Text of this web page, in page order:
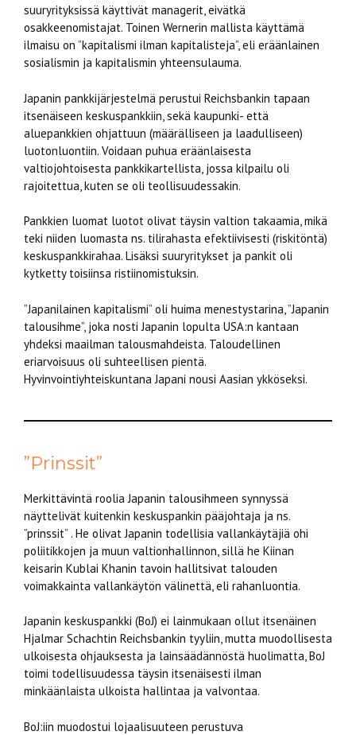
suuryrityksissä käyttivät managerit, eivätkä
osakkeenomistajat. Toinen Wernerin mallista käyttämä
ilmaisu on ”kapitalismi ilman kapitalisteja”, eli eräänlainen
sosialismin ja kapitalismin yhteensulauma.
Japanin pankkijärjestelmä perustui Reichsbankin tapaan
itsenäiseen keskuspankkiin, sekä kaupunki- että
aluepankkien ohjattuun (määrälliseen ja laadulliseen)
luotonluontiin. Voidaan puhua eräänlaisesta
valtiojohtoisesta pankkikartellista, jossa kilpailu oli
rajoitettua, kuten se oli teollisuudessakin.
Pankkien luomat luotot olivat täysin valtion takaamia, mikä
teki niiden luomasta ns. tilirahasta efektiivisesti (riskitöntä)
keskuspankkirahaa. Lisäksi suuryritykset ja pankit oli
kytketty toisiinsa ristiinomistuksin.
”Japanilainen kapitalismi” oli huima menestystarina, ”Japanin
talousihme”, joka nosti Japanin lopulta USA:n kantaan
yhdeksi maailman talousmahdeista. Taloudellinen
eriarvoisuus oli suhteellisen pientä.
Hyvinvointiyhteiskuntana Japani nousi Aasian ykköseksi.
”Prinssit”
Merkittävintä roolia Japanin talousihmeen synnyssä
näyttelivät kuitenkin keskuspankin pääjohtaja ja ns.
”prinssit” . He olivat Japanin todellisia vallankäytäjiä ohi
poliitikkojen ja muun valtionhallinnon, sillä he Kiinan
keisarin Kublai Khanin tavoin hallitsivat talouden
voimakkainta vallankäytön välinettä, eli rahanluontia.
Japanin keskuspankki (BoJ) ei lainmukaan ollut itsenäinen
Hjalmar Schachtin Reichsbankin tyyliin, mutta muodollisesta
ulkoisesta ohjauksesta ja lainsäädännöstä huolimatta, BoJ
toimi todellisuudessa täysin itsenäisesti ilman
minkäänlaista ulkoista hallintaa ja valvontaa.
BoJ:iin muodostui lojaalisuuteen perustuva